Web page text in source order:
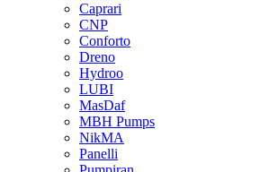
Caprari
CNP
Conforto
Dreno
Hydroo
LUBI
MasDaf
MBH Pumps
NikMA
Panelli